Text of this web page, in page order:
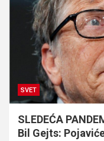
SVET
SLEDEĆA
Bil Gejts: